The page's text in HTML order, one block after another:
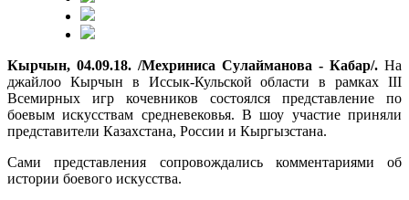
Кырчын, 04.09.18. /Мехриниса Сулайманова - Кабар/. На
джайлоо Кырчын в Иссык-Кульской области в рамках III
Всемирных игр кочевников состоялся представление по
боевым искусствам средневековья. В шоу участие приняли
представители Казахстана, России и Кыргызстана.
Сами представления сопровождались комментариями об
истории боевого искусства.